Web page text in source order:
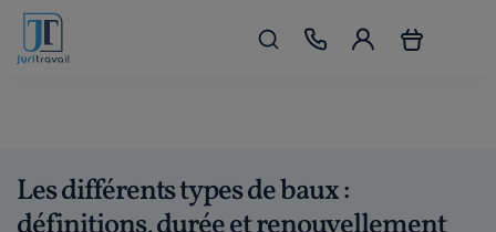
Les différents types de baux :